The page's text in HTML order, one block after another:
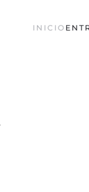
INICIO